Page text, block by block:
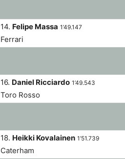
14. Felipe Massa 1’49.147
Ferrari
16. Daniel Ricciardo 1’49.543
Toro Rosso
18. Heikki Kovalainen 1’51.739
Caterham